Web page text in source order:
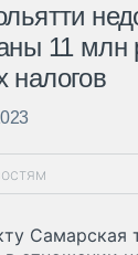
11 млн
налогов
Самарская